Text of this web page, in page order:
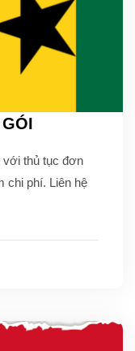
với thủ tục đơn
chi phí. Liên hệ